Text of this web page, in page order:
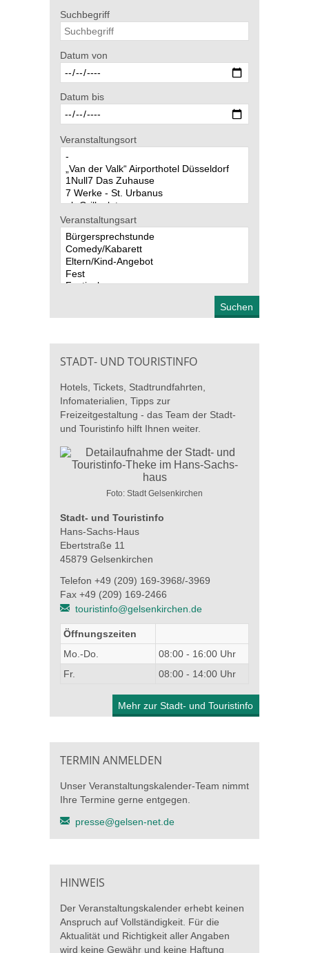
Suchbegriff
Datum von
Datum bis
Veranstaltungsort
Veranstaltungsart
STADT- UND TOURISTINFO
Hotels, Tickets, Stadtrundfahrten,
Infomaterialien, Tipps zur
Freizeitgestaltung - das Team der Stadt-
und Touristinfo hilft Ihnen weiter.
Foto: Stadt Gelsenkirchen
Stadt- und Touristinfo
Hans-Sachs-Haus
Ebertstraße 11
45879 Gelsenkirchen
Telefon +49 (209) 169-3968/-3969
Fax +49 (209) 169-2466
touristinfo@gelsenkirchen.de
Öffnungszeiten
Mo.-Do.
08:00 - 16:00 Uhr
Fr.
08:00 - 14:00 Uhr
Mehr zur Stadt- und Touristinfo
TERMIN ANMELDEN
Unser Veranstaltungskalender-Team nimmt
Ihre Termine gerne entgegen.
presse@gelsen-net.de
HINWEIS
Der Veranstaltungskalender erhebt keinen
Anspruch auf Vollständigkeit. Für die
Aktualität und Richtigkeit aller Angaben
wird keine Gewähr und keine Haftung